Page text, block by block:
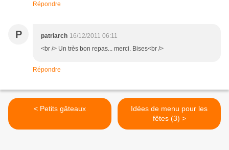
Répondre
P patriarch 16/12/2011 06:11
<br /> Un très bon repas... merci. Bises<br />
Répondre
< Petits gâteaux
Idées de menu pour les
fêtes (3) >